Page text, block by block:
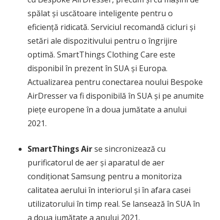
spălat și uscătoare inteligente pentru o
eficiență ridicată. Serviciul recomandă cicluri și
setări ale dispozitivului pentru o îngrijire
optimă. SmartThings Clothing Care este
disponibil în prezent în SUA și Europa.
Actualizarea pentru conectarea noului Bespoke
AirDresser va fi disponibilă în SUA și pe anumite
piețe europene în a doua jumătate a anului
2021.
SmartThings Airse sincronizează cu
purificatorul de aer și aparatul de aer
condiționat Samsung pentru a monitoriza
calitatea aerului în interiorul și în afara casei
utilizatorului în timp real. Se lansează în SUA în
a doua jumătate a anului 2021.